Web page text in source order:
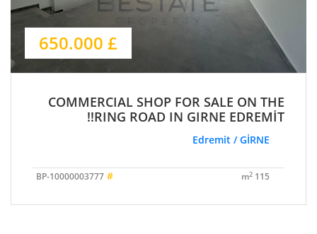
£ 650.000
COMMERCIAL SHOP FOR SALE ON THE
RING ROAD IN GIRNE EDREMİT!!
115 m
2
#
BP-10000003777